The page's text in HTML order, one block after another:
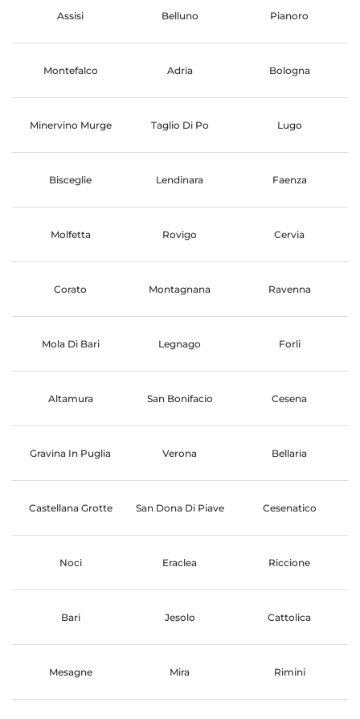
Assisi Belluno Pianoro
Montefalco Adria Bologna
Minervino Murge Taglio Di Po Lugo
Bisceglie Lendinara Faenza
Molfetta Rovigo Cervia
Corato Montagnana Ravenna
Mola Di Bari Legnago Forli
Altamura San Bonifacio Cesena
Gravina In Puglia Verona Bellaria
Castellana Grotte San Dona Di Piave Cesenatico
Noci Eraclea Riccione
Bari Jesolo Cattolica
Mesagne Mira Rimini